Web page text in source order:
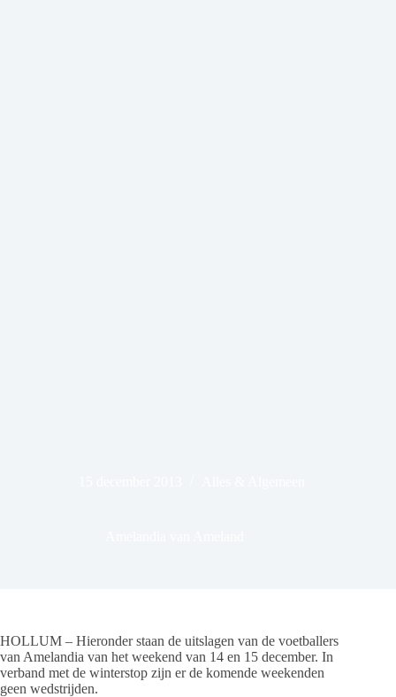
HOLLUM – Hieronder staan de uitslagen van de voetballers
van Amelandia van het weekend van 14 en 15 december. In
verband met de winterstop zijn er de komende weekenden
geen wedstrijden.